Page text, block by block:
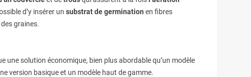
d’y insérer un substrat de germination en fibres
graines.
une solution économique, bien plus abordable qu’un modèle
version basique et un modèle haut de gamme.